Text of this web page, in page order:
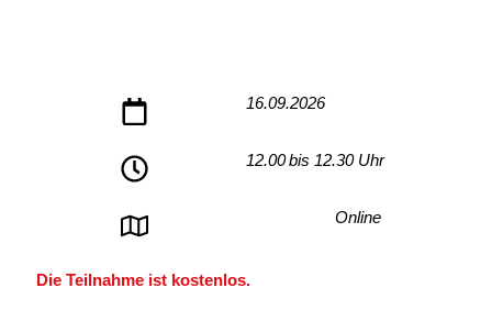
16.09.2026
12.00bis 12.30 Uhr
Online
Die Teilnahme ist kostenlos.